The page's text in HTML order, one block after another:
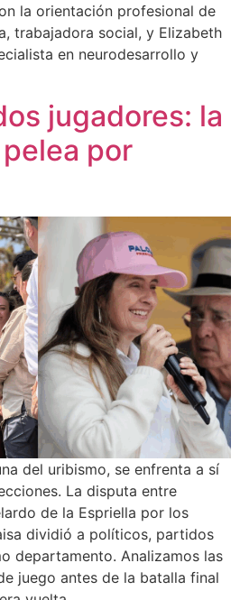
la orientación profesional de
trabajadora social, y Elizabeth
en neurodesarrollo y
jugadores: la
por
del uribismo, se enfrenta a sí
La disputa entre
de la Espriella por los
dividió a políticos, partidos
departamento. Analizamos las
juego antes de la batalla final